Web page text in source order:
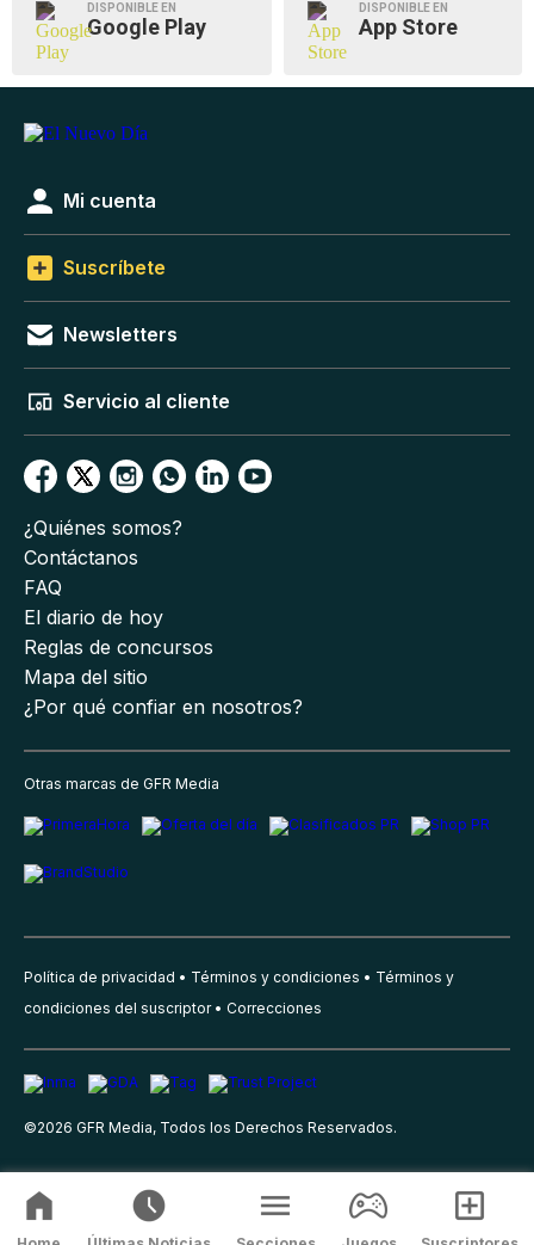
DISPONIBLE EN
Google Play
DISPONIBLE EN
App Store
Mi cuenta
Suscríbete
Newsletters
Servicio al cliente
¿Quiénes somos?
Contáctanos
FAQ
El diario de hoy
Reglas de concursos
Mapa del sitio
¿Por qué confiar en nosotros?
Otras marcas de GFR Media
Política de privacidad Términos y condiciones
Términos y
condiciones del suscriptor
Correcciones
©2026 GFR Media, Todos los Derechos Reservados.